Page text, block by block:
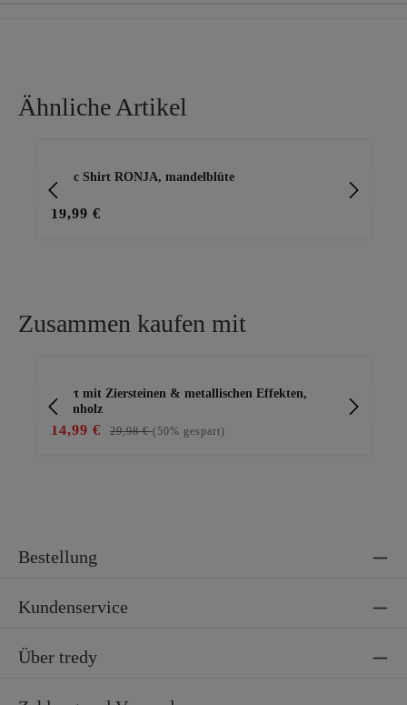
Ähnliche Artikel
Basic Shirt RONJA, mandelblüte
19,99 €
Zusammen kaufen mit
Shirt mit Ziersteinen & metallischen Effekten,
rosenholz
14,99 € 29,98 €(50% gespart)
Bestellung
Kundenservice
Über tredy